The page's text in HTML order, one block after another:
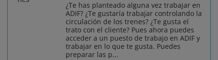
¿Te has planteado alguna vez trabajar en
ADIF? ¿Te gustaría trabajar controlando la
circulación de los trenes? ¿Te gusta el
trato con el cliente? Pues ahora puedes
acceder a un puesto de trabajo en ADIF y
trabajar en lo que te gusta. Puedes
preparar las p...